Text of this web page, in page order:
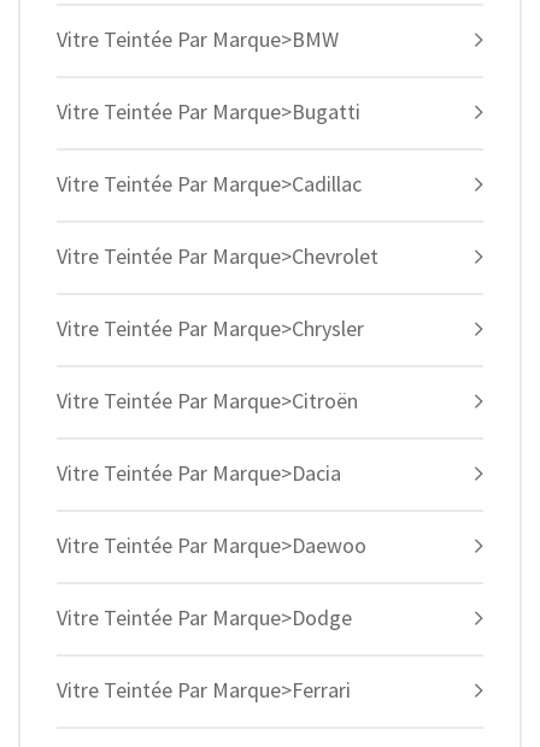
Vitre Teintée Par Marque>BMW
Vitre Teintée Par Marque>Bugatti
Vitre Teintée Par Marque>Cadillac
Vitre Teintée Par Marque>Chevrolet
Vitre Teintée Par Marque>Chrysler
Vitre Teintée Par Marque>Citroën
Vitre Teintée Par Marque>Dacia
Vitre Teintée Par Marque>Daewoo
Vitre Teintée Par Marque>Dodge
Vitre Teintée Par Marque>Ferrari